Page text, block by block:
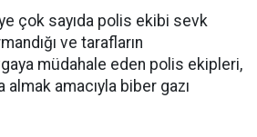
çok sayıda polis ekibi sevk
ve tarafların
müdahale eden polis ekipleri,
almak amacıyla biber gazı